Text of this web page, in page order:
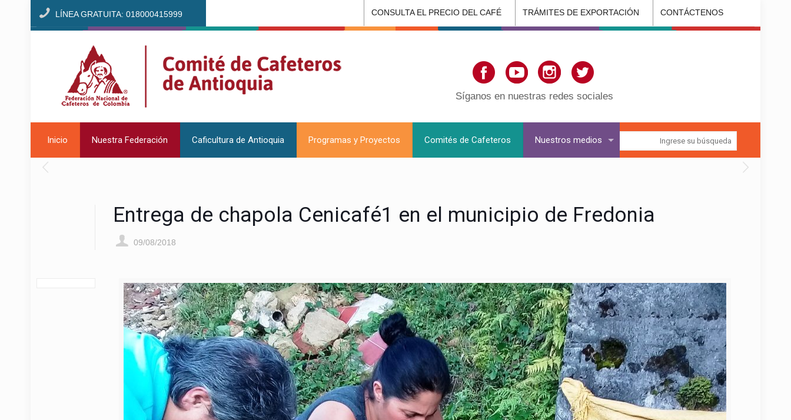
LÍNEA GRATUITA: 018000415999 CONSULTA EL PRECIO DEL CAFÉ TRÁMITES DE EXPORTACIÓN CONTÁCTENOS
Inicio Nuestra Federación Caficultura de Antioquia Programas y Proyectos Comités de Cafeteros Nuestros medios
Síganos en nuestras redes sociales
Entrega de chapola Cenicafé1 en el municipio de Fredonia
09/08/2018